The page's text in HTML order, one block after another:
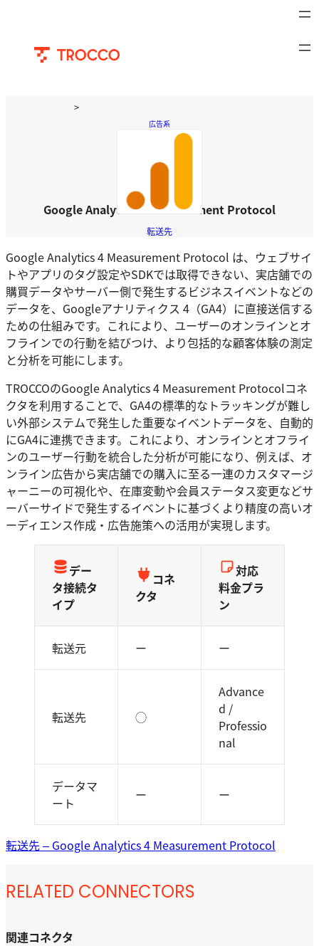
>
コネクタ>
広告系
Google Analytics 4 Measurement Protocol
転送先
Google Analytics 4 Measurement Protocol は、ウェブサイ
トやアプリのタグ設定やSDKでは取得できない、実店舗での
購買データやサーバー側で発生するビジネスイベントなどの
データを、Googleアナリティクス 4（GA4）に直接送信する
ための仕組みです。これにより、ユーザーのオンラインとオ
フラインでの行動を結びつけ、より包括的な顧客体験の測定
と分析を可能にします。
TROCCOのGoogle Analytics 4 Measurement Protocolコネ
クタを利用することで、GA4の標準的なトラッキングが難し
い外部システムで発生した重要なイベントデータを、自動的
にGA4に連携できます。これにより、オンラインとオフライ
ンのユーザー行動を統合した分析が可能になり、例えば、オ
ンライン広告から実店舗での購入に至る一連のカスタマージ
ャーニーの可視化や、在庫変動や会員ステータス変更などサ
ーバーサイドで発生するイベントに基づくより精度の高いオ
ーディエンス作成・広告施策への活用が実現します。
デー
タ接続タ
イプ
コネ
クタ
対応
料金プラ
ン
転送元 ー ー
転送先 ◯
Advance
d /
Professio
nal
データマ
ート
ー ー
転送先 – Google Analytics 4 Measurement Protocol
RELATED CONNECTORS
関連コネクタ